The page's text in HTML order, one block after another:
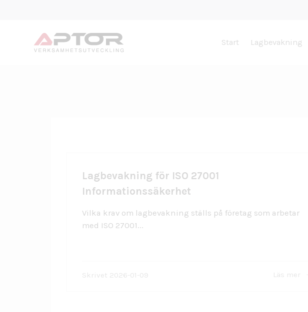
Start Lagbevakning
Lagbevakning för ISO 27001
Informationssäkerhet
Vilka krav om lagbevakning ställs på företag som arbetar
med ISO 27001...
Skrivet 2026-01-09 Läs mer